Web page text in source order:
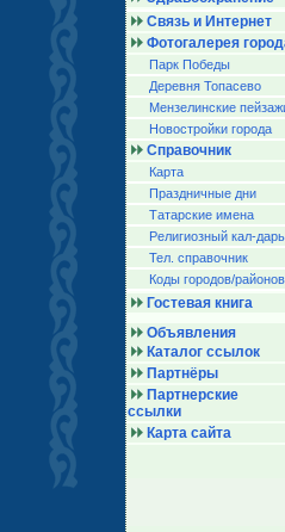
Связь и Интернет
Фотогалерея
Парк Победы
Деревня Топасево
Мензелинские
Новостройки города
Справочник
Карта
Праздничные дни
Татарские имена
Религиозный кал-дарь
Тел. справочник
Коды городов/райoнов
Гостевая книга
Объявления
Каталог ссылок
Партнёры
Партнерские
ссылки
Карта сайта